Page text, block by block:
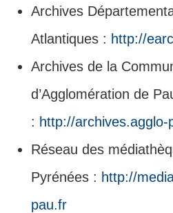
Archives
Atlantiques : http://
Archives de la
d’Agglomération de
: http://archives.agglo-
Réseau des
Pyrénées : http://
pau.fr